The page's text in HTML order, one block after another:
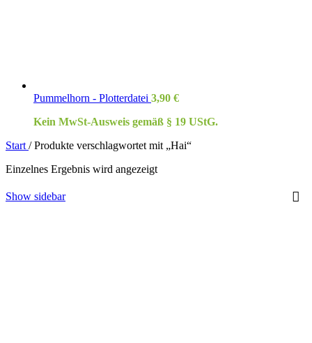
Pummelhorn - Plotterdatei 3,90 €
Kein MwSt-Ausweis gemäß § 19 UStG.
Start / Produkte verschlagwortet mit „Hai“
Einzelnes Ergebnis wird angezeigt
Show sidebar